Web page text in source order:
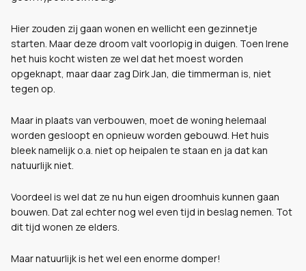
Hier zouden zij gaan wonen en wellicht een gezinnetje
starten. Maar deze droom valt voorlopig in duigen. Toen Irene
het huis kocht wisten ze wel dat het moest worden
opgeknapt, maar daar zag Dirk Jan, die timmerman is, niet
tegen op.
Maar in plaats van verbouwen, moet de woning helemaal
worden gesloopt en opnieuw worden gebouwd. Het huis
bleek namelijk o.a. niet op heipalen te staan en ja dat kan
natuurlijk niet.
Voordeel is wel dat ze nu hun eigen droomhuis kunnen gaan
bouwen. Dat zal echter nog wel even tijd in beslag nemen. Tot
dit tijd wonen ze elders.
Maar natuurlijk is het wel een enorme domper!